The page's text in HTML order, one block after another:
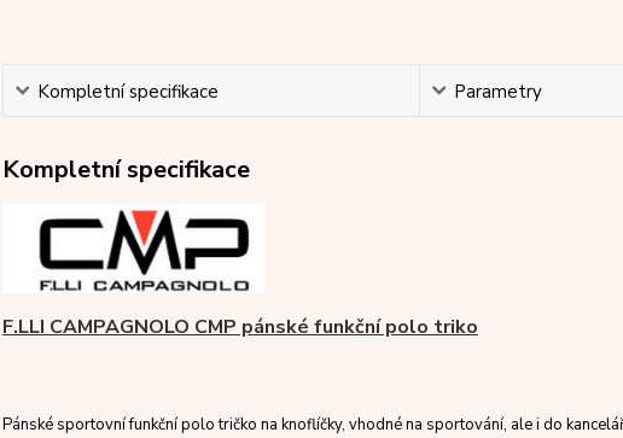
Kompletní specifikace Parametry
Kompletní specifikace
F.LLI CAMPAGNOLO CMP pánské funkční polo triko
Pánské sportovní funkční polo tričko na knoflíčky, vhodné na sportování, ale i do